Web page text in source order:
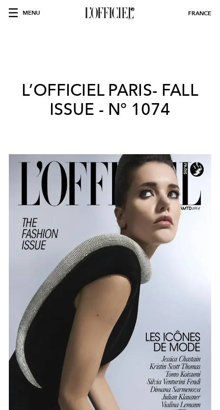
MENU FRANCE
L’OFFICIEL PARIS- FALL
ISSUE - N° 1074